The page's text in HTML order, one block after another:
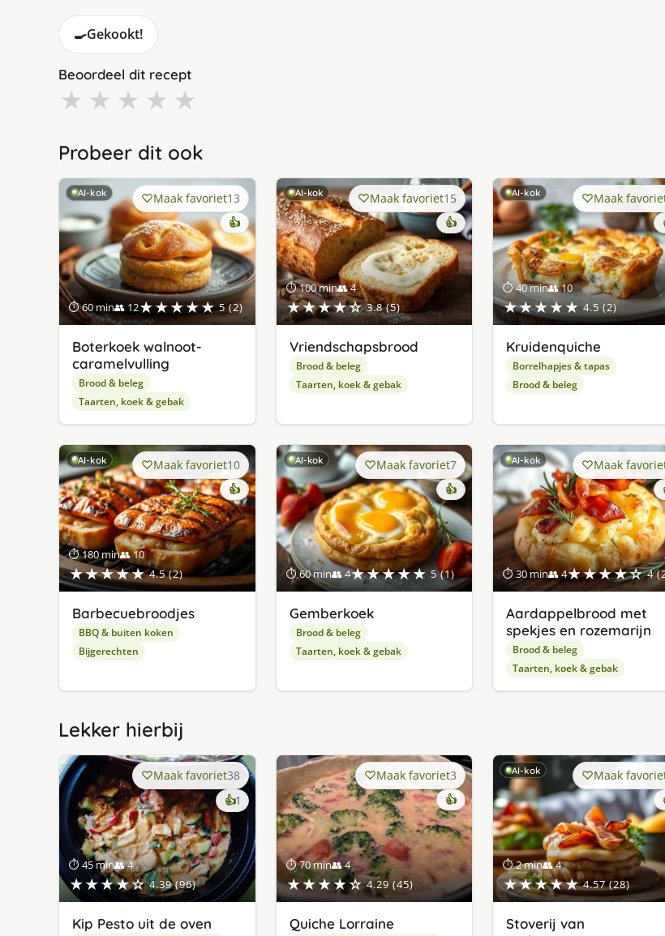
🍳Gekookt!
Beoordeel dit recept
★ ★ ★ ★ ★
Probeer dit ook
AI-kok
⏱ 60 min👥 12★★★★★ 5 (2)
Maak favoriet13
👍
Boterkoek walnoot-
caramelvulling
Brood & beleg
Taarten, koek & gebak
AI-kok
⏱ 100 min👥 4
★★★★☆ 3.8 (5)
Maak favoriet15
👍
Vriendschapsbrood
Brood & beleg
Taarten, koek & gebak
AI-kok
⏱ 40 min👥 10
★★★★★ 4.5 (2)
Maak
Kruidenquiche
Borrelhapjes & tapas
Brood & beleg
AI-kok
⏱ 180 min👥 10
★★★★★ 4.5 (2)
Maak favoriet10
👍
Barbecuebroodjes
BBQ & buiten koken
Bijgerechten
AI-kok
⏱ 60 min👥 4★★★★★ 5 (1)
Maak favoriet7
👍
Gemberkoek
Brood & beleg
Taarten, koek & gebak
AI-kok
⏱ 30 min👥 4★★★★☆ 4
Maak
Aardappelbrood met
spekjes en rozemarijn
Brood & beleg
Taarten, koek & gebak
Lekker hierbij
⏱ 45 min👥 4
★★★★☆ 4.39 (96)
Maak favoriet38
👍1keer
lekker
gevonden
Kip Pesto uit de oven
⏱ 70 min👥 4
★★★★☆ 4.29 (45)
Maak favoriet3
👍
Quiche Lorraine
AI-kok
⏱ 2 min👥 4
★★★★★ 4.57 (28)
Maak
Stoverij van